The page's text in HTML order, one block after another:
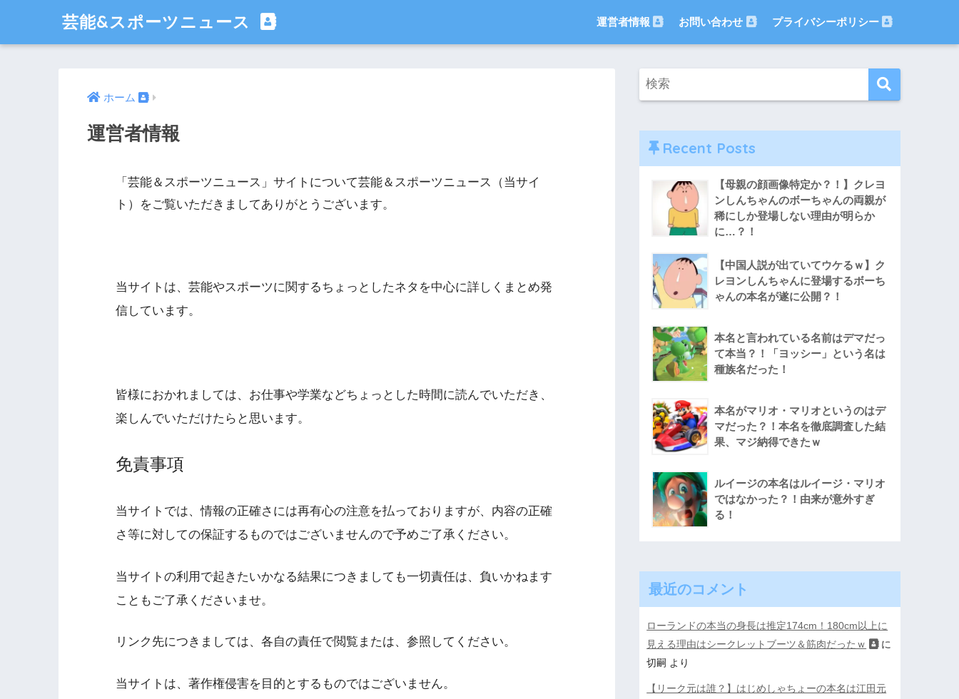
芸能&スポーツニュース 運営者情報 お問い合わせ プライバシーポリシー
ホーム
運営者情報
「芸能＆スポーツニュース」サイトについて芸能＆スポーツニュース
（当サイ
ト）をご覧いただきましてありがとうございます。
当サイトは、芸能やスポーツに関するちょっとしたネタを中心に詳しくまとめ発
信しています。
皆様におかれましては、お仕事や学業などちょっとした時間に読んでいただき、
楽しんでいただけたらと思います。
免責事項
当サイトでは、情報の正確さには再有心の注意を払っておりますが、内容の正確
さ等に対しての保証するものではございませんので予めご了承ください。
当サイトの利用で起きたいかなる結果につきましても一切責任は、負いかねます
こともご了承くださいませ。
リンク先につきましては、各自の責任で閲覧または、参照してください。
当サイトは、著作権侵害を目的とするものではございません。
Recent Posts
【母親の顔画像特定か？！】クレヨ
ンしんちゃんのボーちゃんの両親が
稀にしか登場しない理由が明らか
に…？！
【中国人説が出ていてウケるｗ】ク
レヨンしんちゃんに登場するボーち
ゃんの本名が遂に公開？！
本名と言われている名前はデマだっ
て本当？！「ヨッシー」という名は
種族名だった！
本名がマリオ・マリオというのはデ
マだった？！本名を徹底調査した結
果、マジ納得できたｗ
ルイージの本名はルイージ・マリオ
ではなかった？！由来が意外すぎ
る！
最近のコメント
ローランドの本当の身長は推定174cm！180cm以上に
見える理由はシークレットブーツ＆筋肉だったｗ
に
切嗣 より
【リーク元は誰？】はじめしゃちょーの本名は江田元